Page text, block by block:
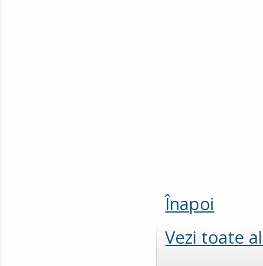
Înapoi
Vezi toate